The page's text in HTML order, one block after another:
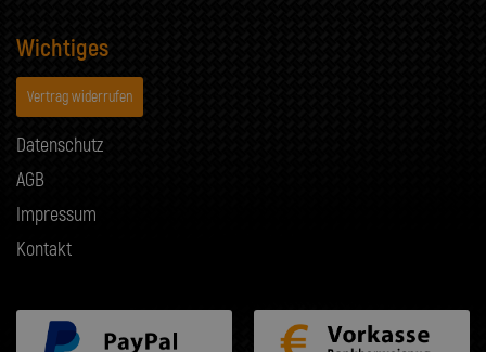
Wichtiges
Vertrag widerrufen
Datenschutz
AGB
Impressum
Kontakt